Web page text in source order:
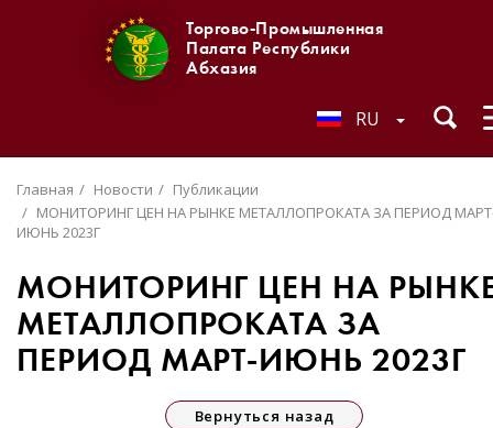
Торгово-Промышленная
Палата Республики
Абхазия
RU
Главная Новости
Публикации
МОНИТОРИНГ ЦЕН НА РЫНКЕ МЕТАЛЛОПРОКАТА ЗА ПЕРИОД
ИЮНЬ 2023Г
МОНИТОРИНГ ЦЕН НА
МЕТАЛЛОПРОКАТА ЗА
ПЕРИОД МАРТ-ИЮНЬ 2023Г
Вернуться назад